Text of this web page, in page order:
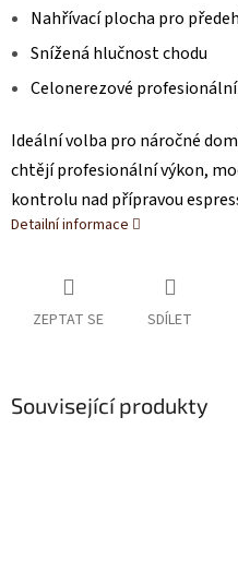
Nahřívací plocha pro
Snížená hlučnost chodu
Celonerezové
Ideální volba pro náročné
chtějí profesionální výkon,
kontrolu nad přípravou
Detailní informace
ZEPTAT SE SDÍLET
Související produkty